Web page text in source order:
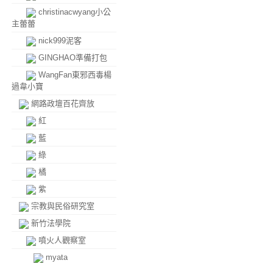
christinacwyang小公
主蕾蕾
nick999泥客
GINGHAO準備打包
WangFan東邪西毒楊
過韋小寶
網路政壇百花齊放
紅
藍
綠
橘
紫
宗教與民俗研究室
新竹法學院
噴火人觀察室
myata